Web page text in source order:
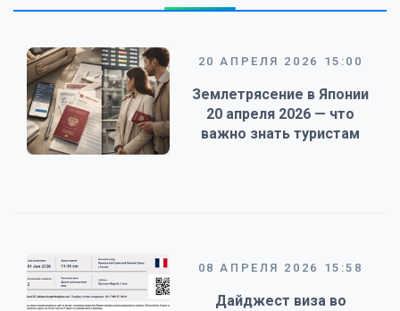
20 АПРЕЛЯ 2026 15:00
Землетрясение в Японии
20 апреля 2026 — что
важно знать туристам
08 АПРЕЛЯ 2026 15:58
Дайджест виза во